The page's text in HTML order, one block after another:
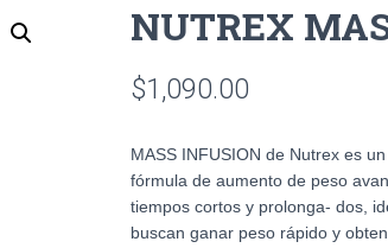
NUTREX
$1,090.00
MASS INFUSION de Nutrex es
fórmula de aumento de peso
tiempos cortos y prolonga- dos,
buscan ganar peso rápido y